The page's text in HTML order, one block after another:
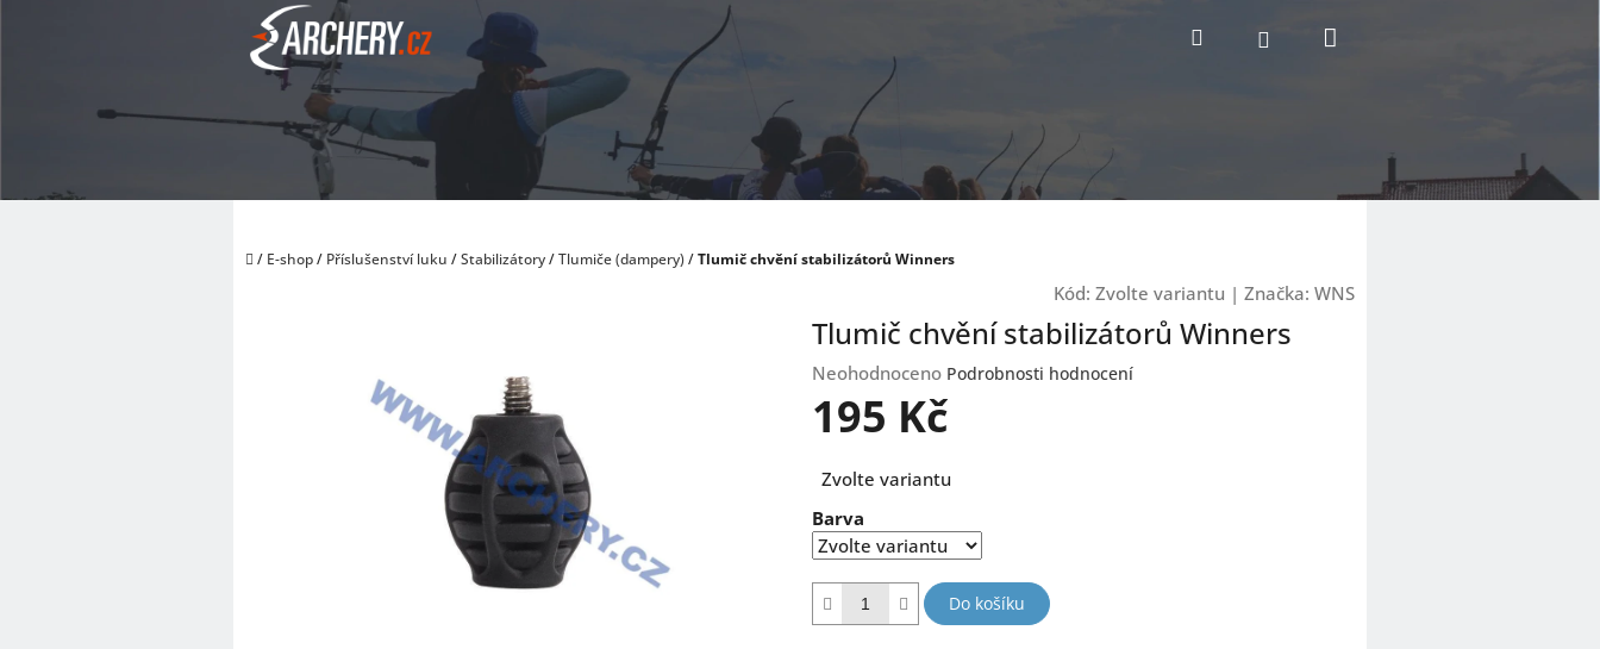
Hledat Přihlášení
Domů
/ E-shop/ Příslušenství luku /Stabilizátory/Tlumiče (dampery)/Tlumič chvění stabilizátorů Winners
Kód: Zvolte variantu | Značka: WNS
Tlumič chvění stabilizátorů Winners
Průměrné
hodnocení
produktu
0,0
5
hvězdiček.
Neohodnoceno Podrobnosti hodnocení
195 Kč
cena:
Zvolte variantu
Barva
Do košíku